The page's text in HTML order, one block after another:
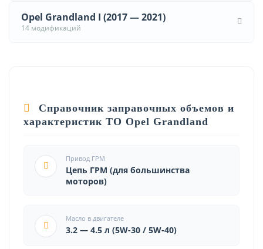
Opel Grandland I (2017 — 2021)
14 модификаций
Справочник заправочных объемов и
характеристик ТО Opel Grandland
Привод ГРМ
Цепь ГРМ (для большинства
моторов)
Масло в двигателе
3.2 — 4.5 л (5W-30 / 5W-40)